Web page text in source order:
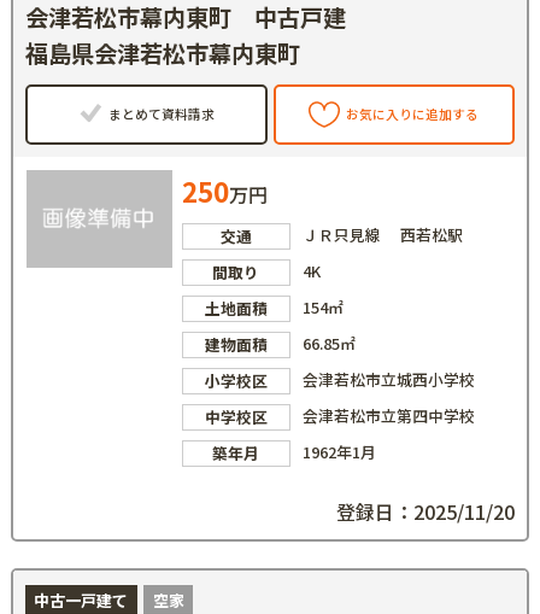
会津若松市幕内東町 中古戸建
福島県会津若松市幕内東町
まとめて資料請求 お気に入りに追加する
250万円
交通
ＪＲ只見線 西若松駅
間取り
4K
土地面積
154㎡
建物面積
66.85㎡
小学校区
会津若松市立城西小学校
中学校区
会津若松市立第四中学校
築年月
1962年1月
登録日：2025/11/20
中古一戸建て 空家